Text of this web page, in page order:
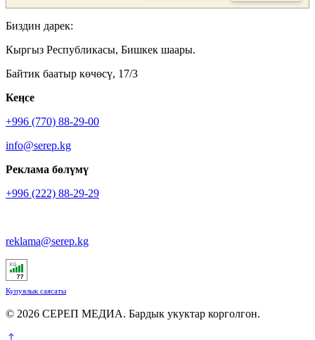
Биздин дарек:
Кыргыз Республикасы, Бишкек шаары.
Байтик баатыр көчөсү, 17/3
Кеӊсе
+996 (770) 88-29-00
info@serep.kg
Реклама бөлүмү
+996 (222) 88-29-29
reklama@serep.kg
Купуялык саясаты
© 2026 СЕРЕП МЕДИА. Бардык укуктар корголгон.